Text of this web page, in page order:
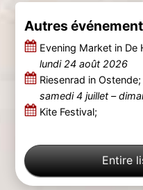
Autres
Evening Market in De
lundi 24 août 2026
Riesenrad in Ostende;
samedi 4 juillet–
Kite Festival;
Entire